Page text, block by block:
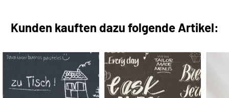
Kunden kauften dazu folgende Artikel: